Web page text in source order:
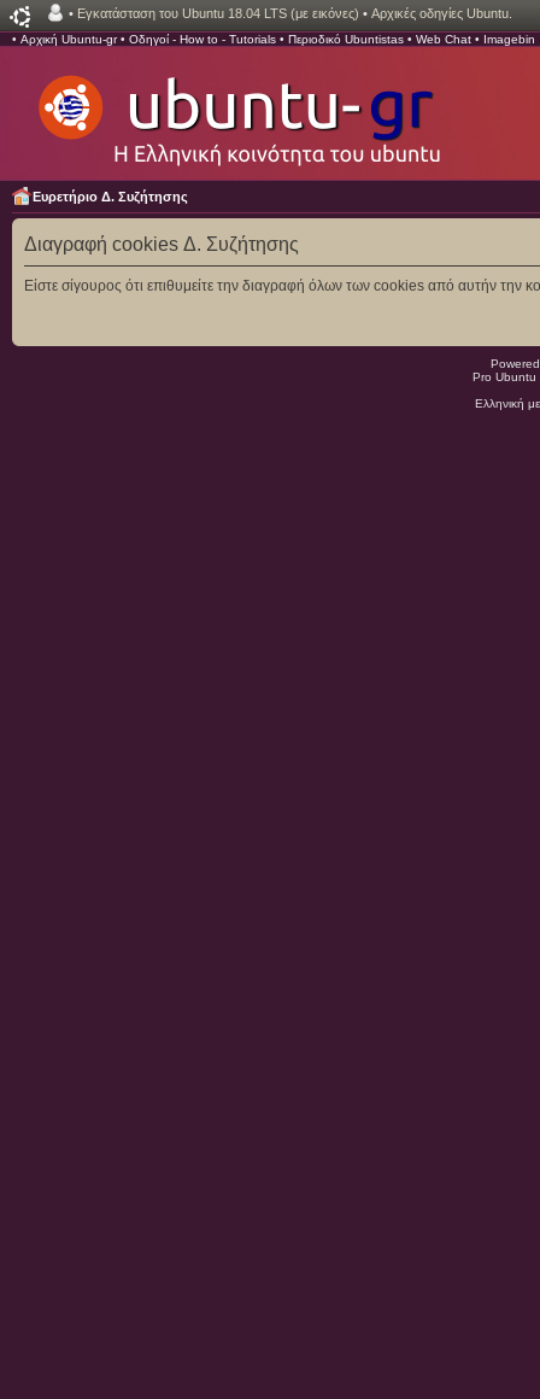
• Εγκατάσταση του Ubuntu 18.04 LTS (με εικόνες) • Αρχικές οδηγίες Ubuntu.
• Αρχική Ubuntu-gr• Οδηγοί - How to - Tutorials • Περιοδικό Ubuntistas • Web Chat • Imagebin
Ευρετήριο Δ. Συζήτησης
Διαγραφή cookies Δ. Συζήτησης
Είστε σίγουρος ότι επιθυμείτε την διαγραφή όλων των cookies από αυτήν την
Pro
Ελληνική